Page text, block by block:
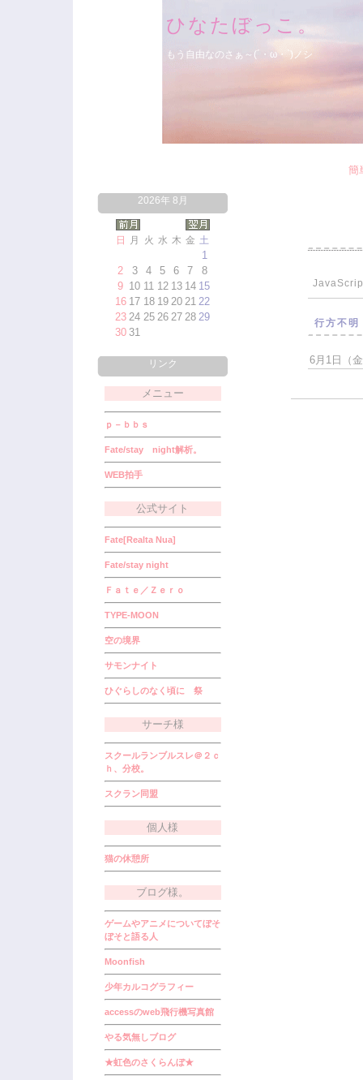
ひなたぼっこ。
もう自由なのさぁ～(´・ω・`)ノシ
簡
2026年 8月
日 月 火 水 木 金 土
1
2
3 4 5 6 7
8
9 10 11 12 13 14 15
16 17 18 19 20 21 22
23 24 25 26 27 28 29
30 31
リンク
メニュー
ｐ－ｂｂｓ
Fate/stay night解析。
WEB拍手
公式サイト
Fate[Realta Nua]
Fate/stay night
Ｆａｔｅ／Ｚｅｒｏ
TYPE-MOON
空の境界
サモンナイト
ひぐらしのなく頃に 祭
サーチ様
スクールランブルスレ＠２ｃ
ｈ、分校。
スクラン同盟
個人様
猫の休憩所
ブログ様。
ゲームやアニメについてぼそ
ぼそと語る人
Moonfish
少年カルコグラフィー
accessのweb飛行機写真館
やる気無しブログ
★虹色のさくらんぼ★
行方不明
6月1日（